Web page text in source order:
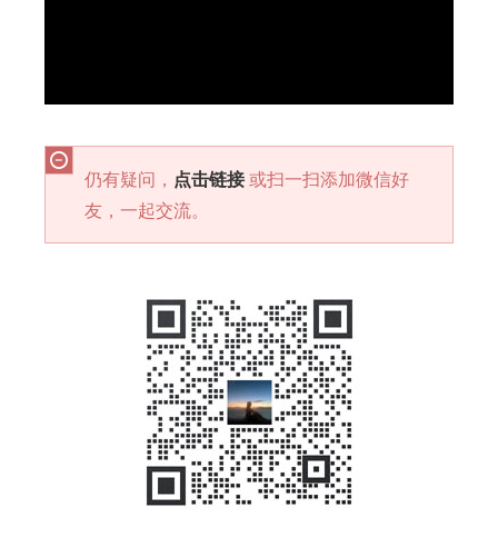
仍有疑问， 点击链接或扫一扫添加微信好
友，一起交流。